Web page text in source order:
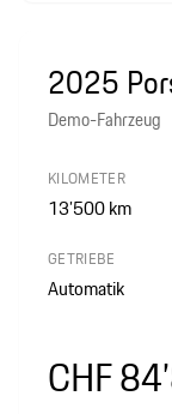
2025
Demo-Fahrzeug
KILOMETER
13’500km
GETRIEBE
Automatik
CHF